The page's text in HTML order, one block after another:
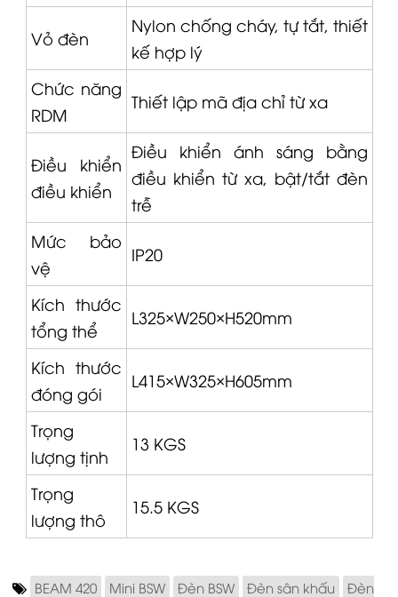
Vỏ đèn
Nylon chống cháy, tự tắt, thiết
kế hợp lý
Chức năng
RDM
Thiết lập mã địa chỉ từ xa
Điều khiển
điều khiển
Điều khiển ánh sáng bằng
điều khiển từ xa, bật/tắt đèn
trễ
Mức bảo
vệ
IP20
Kích thước
tổng thể
L325×W250×H520mm
Kích thước
đóng gói
L415×W325×H605mm
Trọng
lượng tịnh
13 KGS
Trọng
lượng thô
15.5 KGS
BEAM 420 Mini BSW Đèn BSW Đèn sân khấu
Đèn